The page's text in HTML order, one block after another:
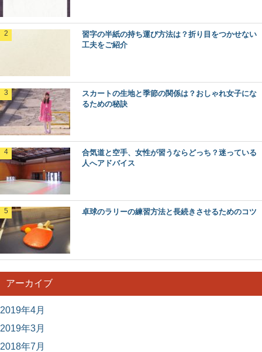
習字の半紙の持ち運び方法は？折り目をつかせない
工夫をご紹介
スカートの生地と季節の関係は？おしゃれ女子にな
るための秘訣
合気道と空手、女性が習うならどっち？迷っている
人へアドバイス
卓球のラリーの練習方法と長続きさせるためのコツ
アーカイブ
2019年4月
2019年3月
2018年7月